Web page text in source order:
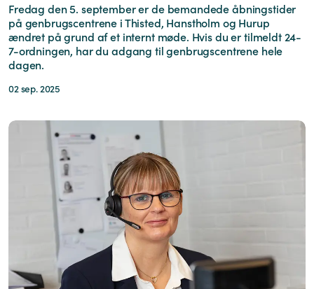
Fredag den 5. september er de bemandede åbningstider
på genbrugscentrene i Thisted, Hanstholm og Hurup
ændret på grund af et internt møde. Hvis du er tilmeldt 24-
7-ordningen, har du adgang til genbrugscentrene hele
dagen.
02 sep. 2025